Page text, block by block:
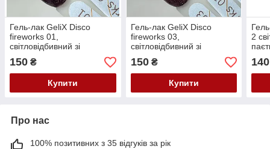
Гель-лак GeliX Disco
fireworks 01,
світловідбивний зі
шматочками битого скла
150 ₴
Купити
Гель-лак GeliX Disco
fireworks 03,
світловідбивний зі
шматочками битого скла
150₴
Купити
2
140
Про нас
100% позитивних з 35 відгуків за рік